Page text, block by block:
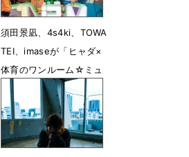
須田景凪、4s4ki、TOWA
TEI、imaseが「ヒャダ×
体育のワンルーム☆ミュ
ージック」に登場
9月11日 23時03分